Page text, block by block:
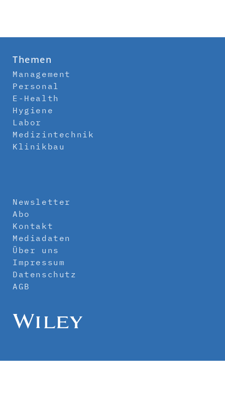
Themen
Management
Personal
E-Health
Hygiene
Labor
Medizintechnik
Klinikbau
Newsletter
Abo
Kontakt
Mediadaten
Über uns
Impressum
Datenschutz
AGB